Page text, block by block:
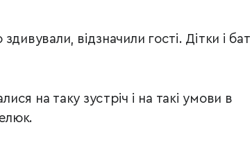
відзначили гості. Дітки і
на таку зустріч і на такі умови в